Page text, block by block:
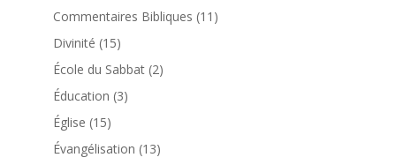
produits
Commentaires Bibliques 11 11
Divinité 1515
produits
École du Sabbat 22
Éducation 33
Église 1515
produits
Évangélisation 1313